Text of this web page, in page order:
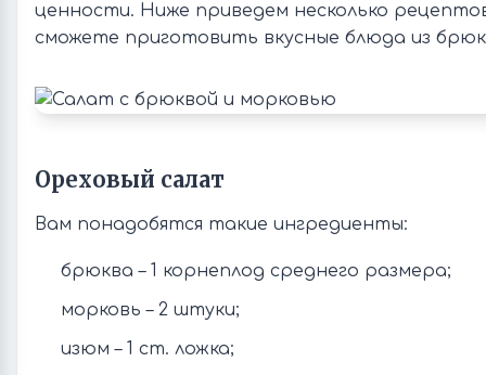
ценности. Ниже приведем несколько
сможете приготовить вкусные блюда из
Ореховый салат
Вам понадобятся такие ингредиенты:
брюква – 1 корнеплод среднего размера;
морковь – 2 штуки;
изюм – 1 ст. ложка;